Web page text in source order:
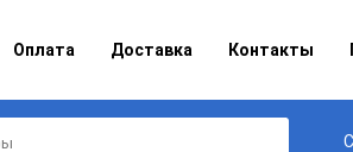
Оплата Доставка Контакты